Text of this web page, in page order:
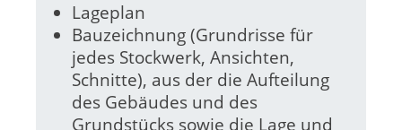
Lageplan
Bauzeichnung (Grundrisse für
jedes Stockwerk, Ansichten,
Schnitte), aus der die Aufteilung
des Gebäudes und des
Grundstücks sowie die Lage und